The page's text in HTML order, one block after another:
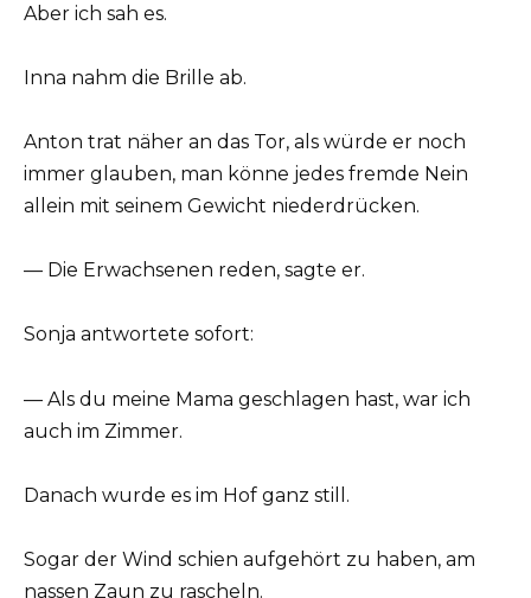
Aber ich sah es.
Inna nahm die Brille ab.
Anton trat näher an das Tor, als würde er noch
immer glauben, man könne jedes fremde Nein
allein mit seinem Gewicht niederdrücken.
— Die Erwachsenen reden, sagte er.
Sonja antwortete sofort:
— Als du meine Mama geschlagen hast, war ich
auch im Zimmer.
Danach wurde es im Hof ganz still.
Sogar der Wind schien aufgehört zu haben, am
nassen Zaun zu rascheln.